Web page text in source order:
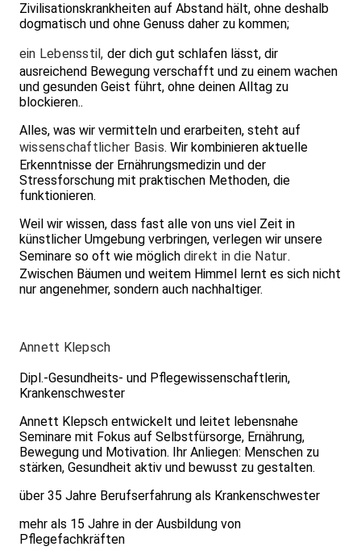
Zivilisationskrankheiten auf Abstand hält, ohne deshalb
dogmatisch und ohne Genuss daher zu kommen;
ein Lebensstil, der dich gut schlafen lässt, dir
ausreichend Bewegung verschafft und zu einem wachen
und gesunden Geist führt, ohne deinen Alltag zu
blockieren..
Alles, was wir vermitteln und erarbeiten, steht auf
wissenschaftlicher Basis. Wir kombinieren aktuelle
Erkenntnisse der Ernährungsmedizin und der
Stressforschung mit praktischen Methoden, die
funktionieren.
Weil wir wissen, dass fast alle von uns viel Zeit in
künstlicher Umgebung verbringen, verlegen wir unsere
Seminare so oft wie möglich direkt in die Natur.
Zwischen Bäumen und weitem Himmel lernt es sich nicht
nur angenehmer, sondern auch nachhaltiger.
Annett Klepsch
Dipl.-Gesundheits- und Pflegewissenschaftlerin,
Krankenschwester
Annett Klepsch entwickelt und leitet lebensnahe
Seminare mit Fokus auf Selbstfürsorge, Ernährung,
Bewegung und Motivation. Ihr Anliegen: Menschen zu
stärken, Gesundheit aktiv und bewusst zu gestalten.
über 35 Jahre Berufserfahrung als Krankenschwester
mehr als 15 Jahre in der Ausbildung von
Pflegefachkräften